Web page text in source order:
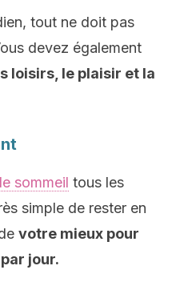
tout ne doit pas
devez également
loisirs, le plaisir et la
sommeil tous les
simple de rester en
votre mieux pour
jour.